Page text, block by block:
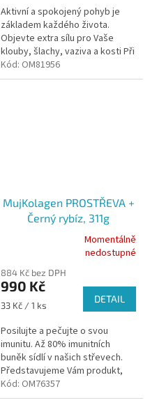
5
hvězdiček.
Aktivní a spokojený pohyb je
základem každého života.
Objevte extra sílu pro Vaše
klouby, šlachy, vaziva a kosti Při
dodržení doporučeného
dávkování Vám obsah balení
Kód: OM81956
MujKolagen PROSTŘEVA +
Černý rybíz, 311g
produktu
je
5,0
z
5
hvězdiček.
Momentálně
nedostupné
884 Kč bez DPH
990 Kč
Měrná
33 Kč / 1 ks
DETAIL
Posilujte a pečujte o svou
imunitu. Až 80% imunitních
buněk sídlí v našich střevech.
Představujeme Vám produkt,
který potěší Vaše střeva. S
produktem PROSTŘEVA+ podpoříte
Kód: OM76357